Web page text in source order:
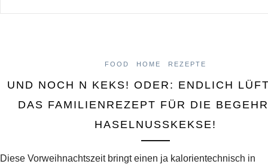
FOOD HOME REZEPTE
UND NOCH N KEKS! ODER: ENDLICH
DAS FAMILIENREZEPT FÜR DIE
HASELNUSSKEKSE!
Diese Vorweihnachtszeit bringt einen ja kalorientechnisch in